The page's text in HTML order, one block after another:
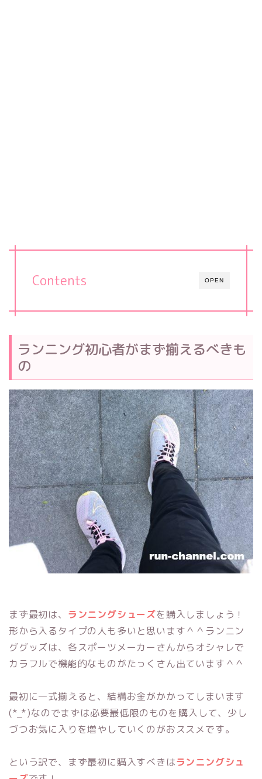
OPEN
Contents
ランニング初心者がまず揃えるべきも
の
まず最初は、 ランニングシューズを購入しましょう！
形から入るタイプの人も多いと思います＾＾ランニン
ググッズは、各スポーツメーカーさんからオシャレで
カラフルで機能的なものがたっくさん出ています＾＾
最初に一式揃えると、結構お金がかかってしまいます
(*_*)なのでまずは必要最低限のものを購入して、少し
づつお気に入りを増やしていくのがおススメです。
という訳で、まず最初に購入すべきはランニングシュ